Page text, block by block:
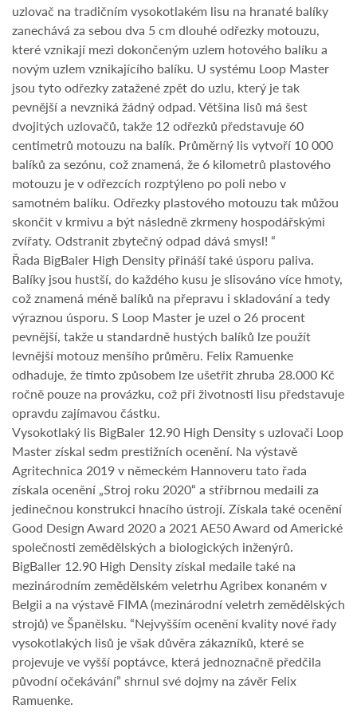
uzlovač na tradičním vysokotlakém lisu na hranaté balíky
zanechává za sebou dva 5 cm dlouhé odřezky motouzu,
které vznikají mezi dokončeným uzlem hotového balíku a
novým uzlem vznikajícího balíku. U systému Loop Master
jsou tyto odřezky zatažené zpět do uzlu, který je tak
pevnější a nevzniká žádný odpad. Většina lisů má šest
dvojitých uzlovačů, takže 12 odřezků představuje 60
centimetrů motouzu na balík. Průměrný lis vytvoří 10 000
balíků za sezónu, což znamená, že 6 kilometrů plastového
motouzu je v odřezcích rozptýleno po poli nebo v
samotném balíku. Odřezky plastového motouzu tak můžou
skončit v krmivu a být následně zkrmeny hospodářskými
zvířaty. Odstranit zbytečný odpad dává smysl! “
Řada BigBaler High Density přináší také úsporu paliva.
Balíky jsou hustší, do každého kusu je slisováno více hmoty,
což znamená méně balíků na přepravu i skladování a tedy
výraznou úsporu. S Loop Master je uzel o 26 procent
pevnější, takže u standardně hustých balíků lze použít
levnější motouz menšího průměru. Felix Ramuenke
odhaduje, že tímto způsobem lze ušetřit zhruba 28.000 Kč
ročně pouze na provázku, což při životnosti lisu představuje
opravdu zajímavou částku.
Vysokotlaký lis BigBaler 12.90 High Density s uzlovači Loop
Master získal sedm prestižních ocenění. Na výstavě
Agritechnica 2019 v německém Hannoveru tato řada
získala ocenění „Stroj roku 2020“ a stříbrnou medaili za
jedinečnou konstrukci hnacího ústrojí. Získala také ocenění
Good Design Award 2020 a 2021 AE50 Award od Americké
společnosti zemědělských a biologických inženýrů.
BigBaller 12.90 High Density získal medaile také na
mezinárodním zemědělském veletrhu Agribex konaném v
Belgii a na výstavě FIMA (mezinárodní veletrh zemědělských
strojů) ve Španělsku. “Nejvyšším ocenění kvality nové řady
vysokotlakých lisů je však důvěra zákazníků, které se
projevuje ve vyšší poptávce, která jednoznačně předčila
původní očekávání” shrnul své dojmy na závěr Felix
Ramuenke.